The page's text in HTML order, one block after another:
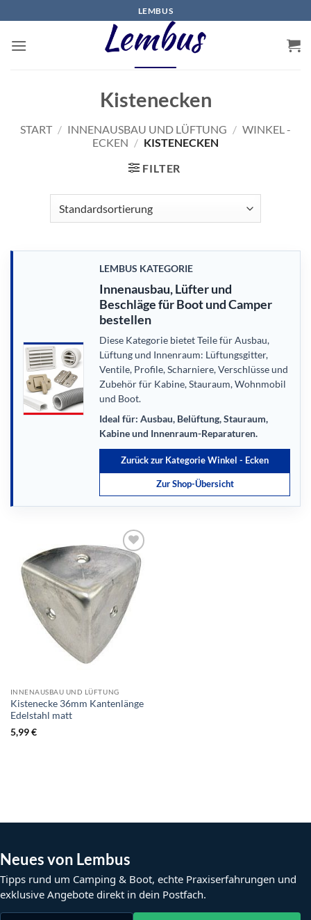
Inhalt
springen
LEMBUS
Kistenecken
START / INNENAUSBAU UND LÜFTUNG / WINKEL -
ECKEN / KISTENECKEN
FILTER
LEMBUS KATEGORIE
Innenausbau, Lüfter und
Beschläge für Boot und Camper
bestellen
Diese Kategorie bietet Teile für Ausbau,
Lüftung und Innenraum: Lüftungsgitter,
Ventile, Profile, Scharniere, Verschlüsse und
Zubehör für Kabine, Stauraum, Wohnmobil
und Boot.
Ideal für: Ausbau, Belüftung, Stauraum,
Kabine und Innenraum-Reparaturen.
Zurück zur Kategorie Winkel - Ecken
Zur Shop-Übersicht
INNENAUSBAU UND LÜFTUNG
Kistenecke 36mm Kantenlänge
Edelstahl matt
5,99€
Neues von Lembus
Tipps rund um Camping & Boot, echte Praxiserfahrungen und
exklusive Angebote direkt in dein Postfach.